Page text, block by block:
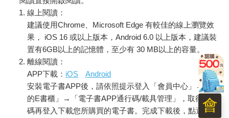
線上閱讀：
建議使用Chrome、Microsoft Edge 有較佳的線上瀏覽效
果， iOS 16 或以上版本，Android 6.0 以上版本，建議裝
置有6GB以上的記憶體，至少有 30 MB以上的容量。
離線閱讀：
APP下載： iOS
Android
安裝電子書APP後，請依照提示登入「會員中心」→「我
的E書櫃」→「電子書APP通行碼/載具管理」，取得通行
碼再登入下載您所購買的電子書。完成下載後，點選任一
會